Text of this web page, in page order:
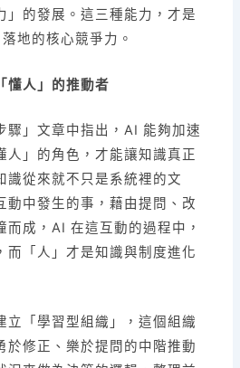
」的發展。這三種能力，才是
地的核心競爭力。
懂人」的推動者
驟」文章中指出，AI 能夠加速
人」的角色，才能讓知識真正
識從來就不只是系統裡的文
動中發生的事，藉由提問、改
而成，AI 在這互動的過程中，
而「人」才是知識與制度進化
立「學習型組織」，這個組織
於修正、樂於提問的中階推動